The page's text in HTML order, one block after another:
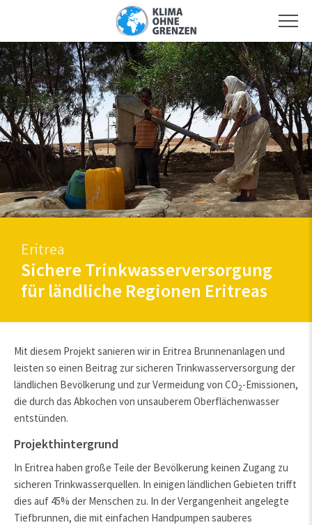
Eritrea
Sichere Trinkwasserversorgung
für ländliche Regionen Eritreas
Mit diesem Projekt sanieren wir in Eritrea Brunnenanlagen und
leisten so einen Beitrag zur sicheren Trinkwasserversorgung der
ländlichen Bevölkerung und zur Vermeidung von CO2-Emissionen,
die durch das Abkochen von unsauberem Oberflächenwasser
entstünden.
Projekthintergrund
In Eritrea haben große Teile der Bevölkerung keinen Zugang zu
sicheren Trinkwasserquellen. In einigen ländlichen Gebieten trifft
dies auf 45% der Menschen zu. In der Vergangenheit angelegte
Tiefbrunnen, die mit einfachen Handpumpen sauberes